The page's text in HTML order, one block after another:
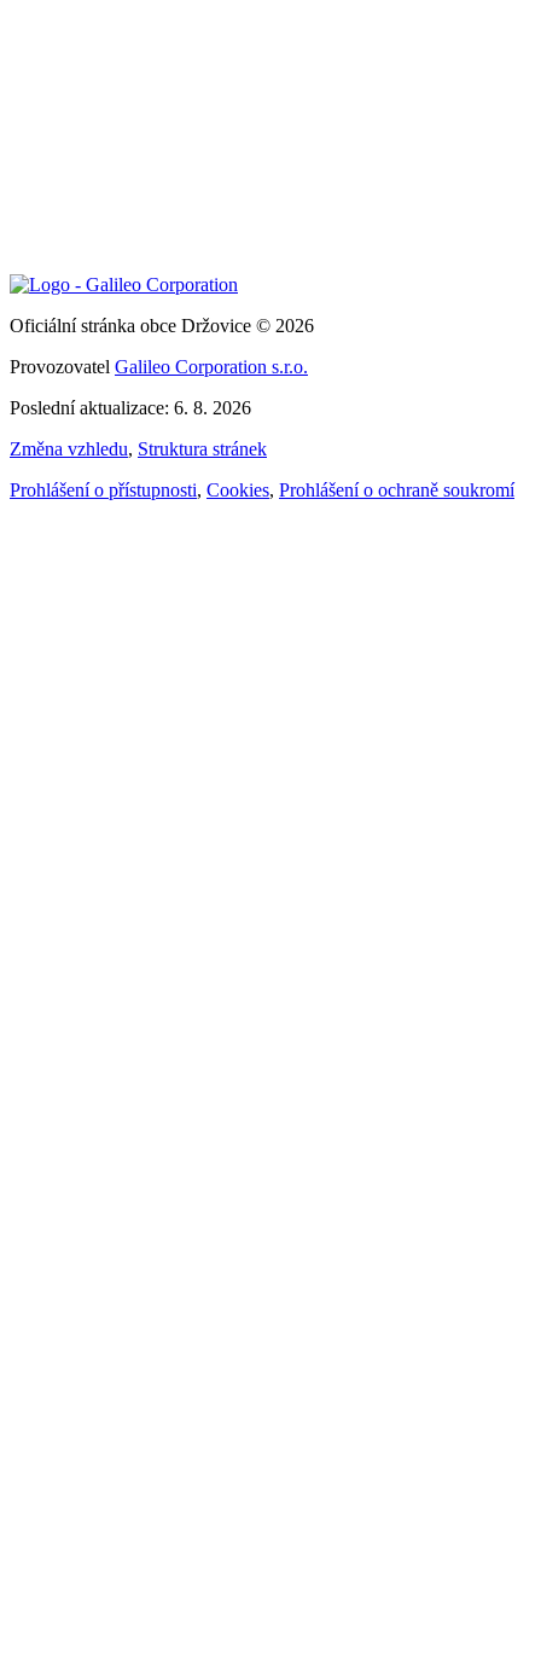
Oficiální stránka obce Držovice © 2026
Provozovatel Galileo Corporation s.r.o.
Poslední aktualizace: 6. 8. 2026
Změna vzhledu, Struktura stránek
Prohlášení o přístupnosti, Cookies, Prohlášení o ochraně soukromí